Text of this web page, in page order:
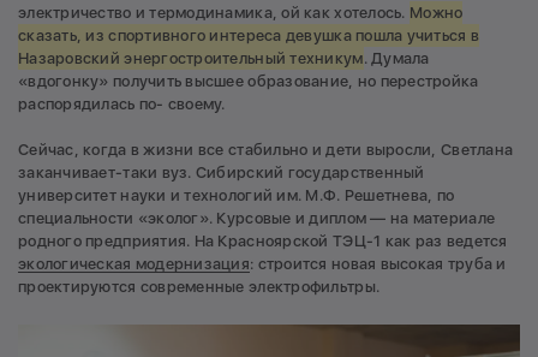
электричество и термодинамика, ой как хотелось. Можно
сказать, из спортивного интереса девушка пошла учиться в
Назаровский энергостроительный техникум. Думала
«вдогонку» получить высшее образование, но перестройка
распорядилась по- своему.
Сейчас, когда в жизни все стабильно и дети выросли, Светлана
заканчивает-таки вуз. Сибирский государственный
университет науки и технологий им. М.Ф. Решетнева, по
специальности «эколог». Курсовые и диплом — на материале
родного предприятия. На Красноярской ТЭЦ-1 как раз ведется
экологическая модернизация: строится новая высокая труба и
проектируются современные электрофильтры.